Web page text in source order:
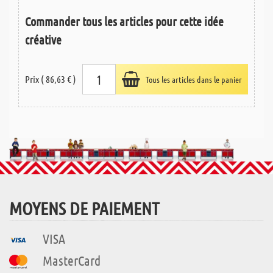
Commander tous les articles pour cette idée
créative
Prix ( 86,63 € ) Tous les articles dans le panier
MOYENS DE PAIEMENT
VISA
MasterCard